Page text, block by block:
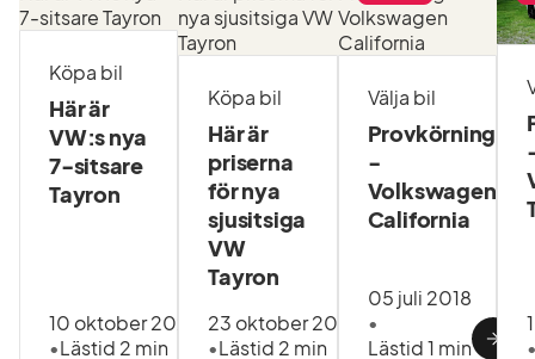
Köpa bil
Här är
VW:s nya
7-sitsare
Tayron
10 oktober 2024
•Lästid 2 min
Köpa bil
Här är
priserna
för nya
sjusitsiga
VW
Tayron
23 oktober 2024
•Lästid 2 min
Välja bil
Provkörning
-
Volkswagen
California
05 juli 2018
•
Lästid 1 min